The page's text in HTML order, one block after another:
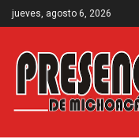
jueves, agosto 6, 2026